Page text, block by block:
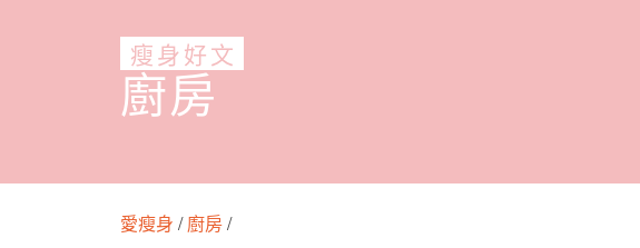
瘦身好文
廚房
愛瘦身 /廚房/